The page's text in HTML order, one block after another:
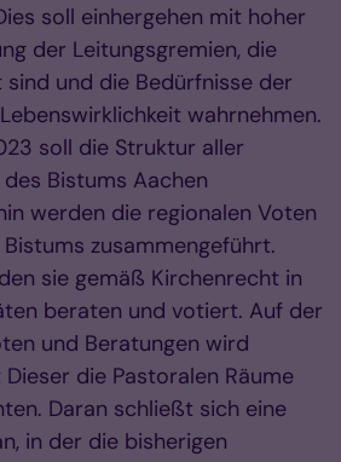
soll einhergehen mit hoher
der Leitungsgremien, die
und die Bedürfnisse der
wahrnehmen.
soll die Struktur aller
Bistums Aachen
werden die regionalen Voten
zusammengeführt.
sie gemäß Kirchenrecht in
beraten und votiert. Auf der
und Beratungen wird
die Pastoralen Räume
Daran schließt sich eine
in der die bisherigen